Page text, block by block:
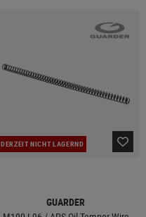
DERZEIT NICHT LAGERND
GUARDER